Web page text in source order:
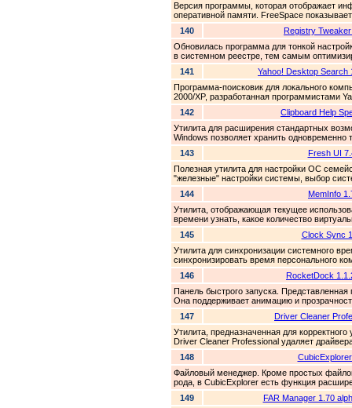
Версия программы, которая отображает
оперативной памяти. FreeSpace
140
Registry
Обновилась программа для тонкой
в системном реестре, тем самым
141
Yahoo! Desktop Search
Программа-поисковик для локального
2000/XP, разработанная программистами
142
Clipboard Help
Утилита для расширения стандартных
Windows позволяет хранить одновременно
143
Fresh UI
Полезная утилита для настройки ОС
"железные" настройки системы, выбор
144
MemInfo
Утилита, отображающая текущее
времени узнать, какое количество
145
Clock Sync
Утилита для синхронизации системного
синхронизировать время персонального
146
RocketDock
Панель быстрого запуска.
Она поддерживает анимацию и
147
Driver Cleaner
Утилита, предназначенная для
Driver Cleaner Professional удаляет
148
Файловый менеджер. Кроме простых
рода, в CubicExplorer есть функция
149
FAR Manager 1.70